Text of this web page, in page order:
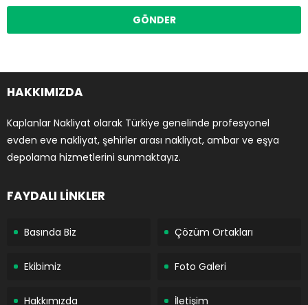
HAKKIMIZDA
Kaplanlar Nakliyat olarak Türkiye genelinde profesyonel
evden eve nakliyat, şehirler arası nakliyat, ambar ve eşya
depolama hizmetlerini sunmaktayız.
FAYDALI LİNKLER
Basında Biz Çözüm Ortakları
Ekibimiz Foto Galeri
Hakkımızda İletişim